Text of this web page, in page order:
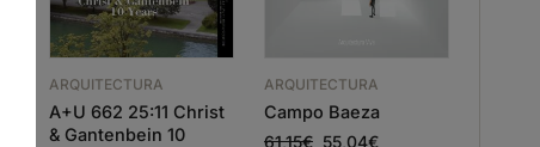
ARQUITECTURA
A+U 662 25:11 Christ
& Gantenbein 10
ARQUITECTURA
Campo Baeza
61,15€ 55,04€